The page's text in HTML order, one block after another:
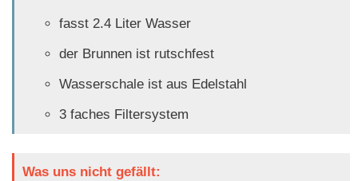
fasst 2.4 Liter Wasser
der Brunnen ist rutschfest
Wasserschale ist aus Edelstahl
3 faches Filtersystem
Was uns nicht gefällt: